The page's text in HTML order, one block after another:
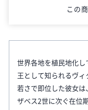
この
世界各地を植民地化
王として知られるヴ
若さで即位した彼女は
ザベス2世に次ぐ在位